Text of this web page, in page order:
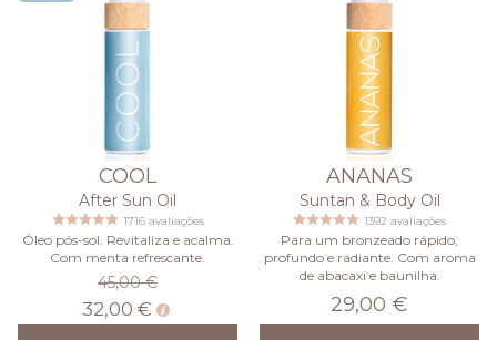
COOL
After Sun Oil
1716 avaliações
Óleo pós-sol. Revitaliza e acalma.
Com menta refrescante.
45,00 €
32,00 €
ANANAS
Suntan & Body Oil
1392 avaliações
Para um bronzeado rápido,
profundo e radiante. Com aroma
de abacaxi e baunilha.
29,00 €